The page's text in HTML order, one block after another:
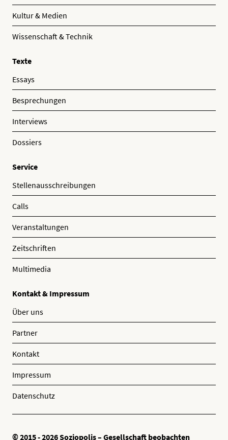
Kultur & Medien
Wissenschaft & Technik
Texte
Essays
Besprechungen
Interviews
Dossiers
Service
Stellenausschreibungen
Calls
Veranstaltungen
Zeitschriften
Multimedia
Kontakt & Impressum
Über uns
Partner
Kontakt
Impressum
Datenschutz
© 2015 - 2026 Soziopolis – Gesellschaft beobachten